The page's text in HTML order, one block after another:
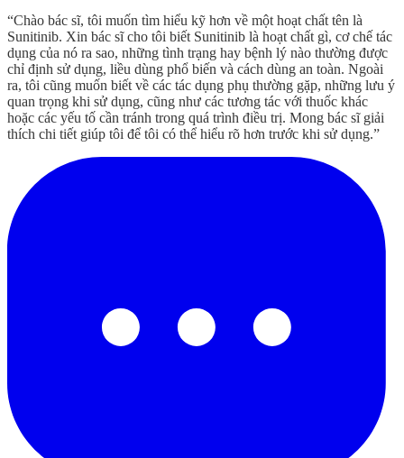
“Chào bác sĩ, tôi muốn tìm hiểu kỹ hơn về một hoạt chất tên là
Sunitinib. Xin bác sĩ cho tôi biết Sunitinib là hoạt chất gì, cơ chế tác
dụng của nó ra sao, những tình trạng hay bệnh lý nào thường được
chỉ định sử dụng, liều dùng phổ biến và cách dùng an toàn. Ngoài
ra, tôi cũng muốn biết về các tác dụng phụ thường gặp, những lưu ý
quan trọng khi sử dụng, cũng như các tương tác với thuốc khác
hoặc các yếu tố cần tránh trong quá trình điều trị. Mong bác sĩ giải
thích chi tiết giúp tôi để tôi có thể hiểu rõ hơn trước khi sử dụng.”